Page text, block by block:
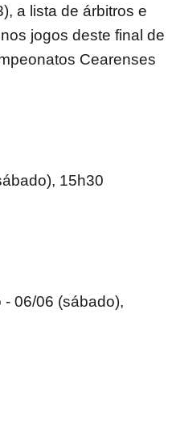
a lista de árbitros e
jogos deste final de
Cearenses
15h30
06/06 (sábado),